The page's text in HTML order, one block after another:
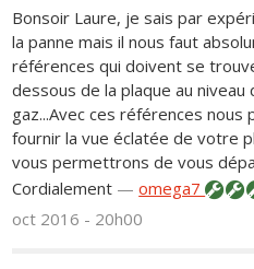
Bonsoir Laure, je sais par
la panne mais il nous faut
références qui doivent se
dessous de la plaque au
gaz...Avec ces références
fournir la vue éclatée de votre
vous permettrons de vous
Cordialement —omega7
oct 2016 - 20h00